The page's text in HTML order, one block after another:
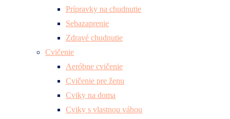
Prípravky na chudnutie
Sebazaprenie
Zdravé chudnutie
Cvičenie
Aeróbne cvičenie
Cvičenie pre ženu
Cviky na doma
Cviky s vlastnou váhou